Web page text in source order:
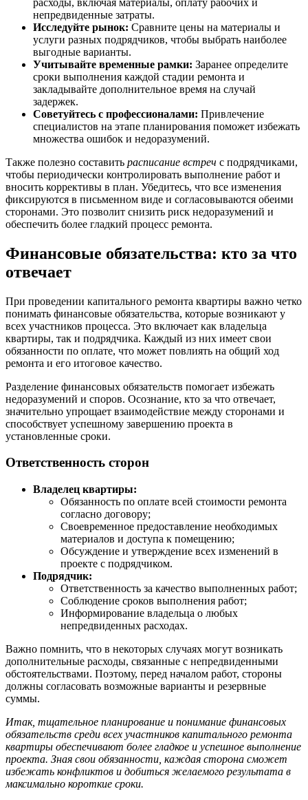
непредвиденные затраты.
Исследуйте рынок: Сравните цены на материалы и
услуги разных подрядчиков, чтобы выбрать наиболее
выгодные варианты.
Учитывайте временные рамки: Заранее определите
сроки выполнения каждой стадии ремонта и
закладывайте дополнительное время на случай
задержек.
Советуйтесь с профессионалами: Привлечение
специалистов на этапе планирования поможет избежать
множества ошибок и недоразумений.
Также полезно составить расписание встреч с подрядчиками,
чтобы периодически контролировать выполнение работ и
вносить коррективы в план. Убедитесь, что все изменения
фиксируются в письменном виде и согласовываются обеими
сторонами. Это позволит снизить риск недоразумений и
обеспечить более гладкий процесс ремонта.
Финансовые обязательства: кто за что
отвечает
При проведении капитального ремонта квартиры важно четко
понимать финансовые обязательства, которые возникают у
всех участников процесса. Это включает как владельца
квартиры, так и подрядчика. Каждый из них имеет свои
обязанности по оплате, что может повлиять на общий ход
ремонта и его итоговое качество.
Разделение финансовых обязательств помогает избежать
недоразумений и споров. Осознание, кто за что отвечает,
значительно упрощает взаимодействие между сторонами и
способствует успешному завершению проекта в
установленные сроки.
Ответственность сторон
Владелец квартиры:
Обязанность по оплате всей стоимости ремонта
согласно договору;
Своевременное предоставление необходимых
материалов и доступа к помещению;
Обсуждение и утверждение всех изменений в
проекте с подрядчиком.
Подрядчик:
Ответственность за качество выполненных работ;
Соблюдение сроков выполнения работ;
Информирование владельца о любых
непредвиденных расходах.
Важно помнить, что в некоторых случаях могут возникать
дополнительные расходы, связанные с непредвиденными
обстоятельствами. Поэтому, перед началом работ, стороны
должны согласовать возможные варианты и резервные
суммы.
Итак, тщательное планирование и понимание финансовых
обязательств среди всех участников капитального ремонта
квартиры обеспечивают более гладкое и успешное выполнение
проекта. Зная свои обязанности, каждая сторона сможет
избежать конфликтов и добиться желаемого результата в
максимально короткие сроки.